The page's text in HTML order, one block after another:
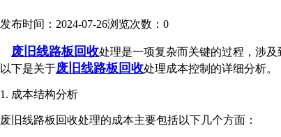
发布时间：2024-07-26浏览次数： 0
废旧线路板回收处理是一项复杂而关键的过程，涉
以下是关于废旧线路板回收处理成本控制的详细分析。
1. 成本结构分析
废旧线路板回收处理的成本主要包括以下几个方面：